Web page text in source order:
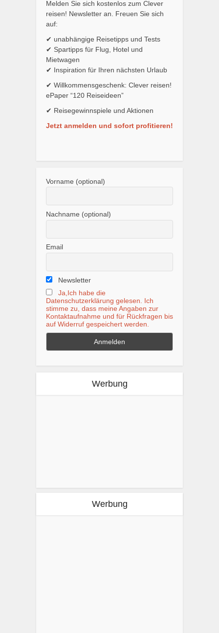
Melden Sie sich kostenlos zum Clever
reisen! Newsletter an. Freuen Sie sich
auf:
✔ unabhängige Reisetipps und Tests
✔ Spartipps für Flug, Hotel und
Mietwagen
✔ Inspiration für Ihren nächsten Urlaub
✔ Willkommensgeschenk: Clever reisen!
ePaper “120 Reiseideen”
✔ Reisegewinnspiele und Aktionen
Jetzt anmelden und sofort profitieren!
Vorname (optional)
Nachname (optional)
Email
Newsletter
Ja,Ich habe die
Datenschutzerklärung gelesen. Ich
stimme zu, dass meine Angaben zur
Kontaktaufnahme und für Rückfragen bis
auf Widerruf gespeichert werden.
Werbung
Werbung